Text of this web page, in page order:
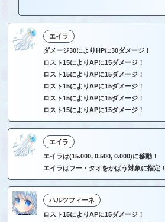
エイラ
ダメージ30によりHPに30ダメージ！
ロスト15によりAPに15ダメージ！
ロスト15によりAPに15ダメージ！
ロスト15によりAPに15ダメージ！
ロスト15によりAPに15ダメージ！
ロスト15によりAPに15ダメージ！
エイラ
エイラは(15.000, 0.500, 0.000)に移動！
エイラはフー・タオをかばう対象に指定！
ハルツフィーネ
ロスト15によりAPに15ダメージ！